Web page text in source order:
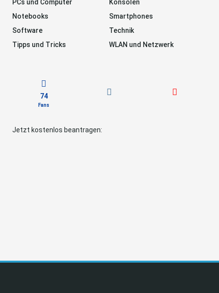
PCs und Computer
Konsolen
Notebooks
Smartphones
Software
Technik
Tipps und Tricks
WLAN und Netzwerk
74
Fans
Jetzt kostenlos beantragen: